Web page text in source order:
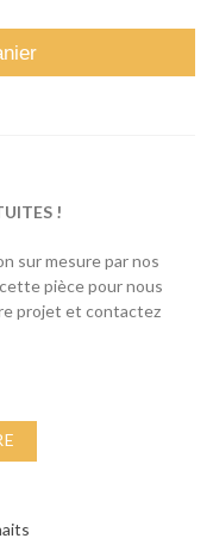
!
sur mesure par nos
pièce pour nous
projet et contactez